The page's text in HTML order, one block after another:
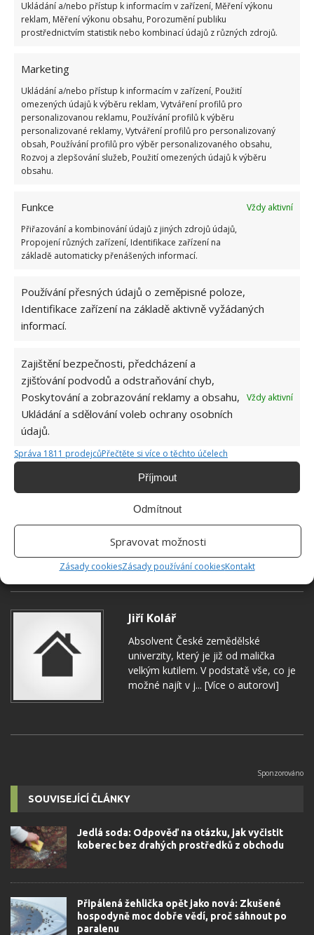
Ukládání a/nebo přístup k informacím v zařízení, Měření výkonu
reklam, Měření výkonu obsahu, Porozumění publiku
prostřednictvím statistik nebo kombinací údajů z různých zdrojů.
Marketing
Ukládání a/nebo přístup k informacím v zařízení, Použití
omezených údajů k výběru reklam, Vytváření profilů pro
personalizovanou reklamu, Používání profilů k výběru
personalizované reklamy, Vytváření profilů pro personalizovaný
obsah, Používání profilů pro výběr personalizovaného obsahu,
Rozvoj a zlepšování služeb, Použití omezených údajů k výběru
obsahu.
Funkce
Vždy aktivní
Přiřazování a kombinování údajů z jiných zdrojů údajů,
Propojení různých zařízení, Identifikace zařízení na
základě automaticky přenášených informací.
Používání přesných údajů o zeměpisné poloze,
Identifikace zařízení na základě aktivně vyžádaných
informací.
Zajištění bezpečnosti, předcházení a
zjišťování podvodů a odstraňování chyb,
Poskytování a zobrazování reklamy a obsahu,
Ukládání a sdělování voleb ochrany osobních
údajů.
Vždy aktivní
Správa 1811 prodejcůPřečtěte si více o těchto účelech
Příjmout
Odmítnout
Spravovat možnosti
Zásady cookiesZásady používání cookiesKontakt
Zdroj:TheSpruce
KYSELINA CITRONOVÁ
MYČKA NA NÁDOBÍ
Jiří Kolář
Absolvent České zemědělské
univerzity, který je již od malička
velkým kutilem. V podstatě vše, co je
možné najít v j... [Více o autorovi]
SOUVISEJÍCÍ ČLÁNKY
Jedlá soda: Odpověď na otázku, jak vyčistit
koberec bez drahých prostředků z obchodu
Připálená žehlička opět jako nová: Zkušené
hospodyně moc dobře vědí, proč sáhnout po
paralenu